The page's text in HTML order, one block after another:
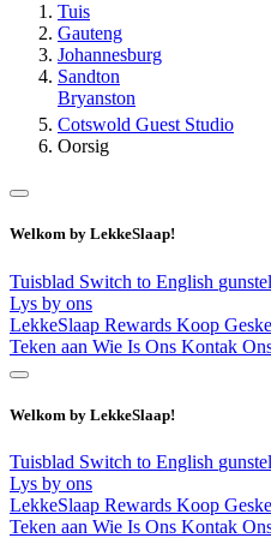
Tuis
Gauteng
Johannesburg
Sandton
Bryanston
Cotswold Guest Studio
Oorsig
Welkom by LekkeSlaap!
Tuisblad Switch to English
Lys by ons
LekkeSlaap Rewards Koop
Teken aan Wie Is Ons Kontak
Welkom by LekkeSlaap!
Tuisblad Switch to English
Lys by ons
LekkeSlaap Rewards Koop
Teken aan Wie Is Ons Kontak